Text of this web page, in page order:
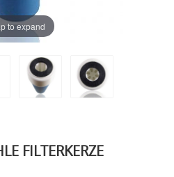
to expand
FILTERKERZE